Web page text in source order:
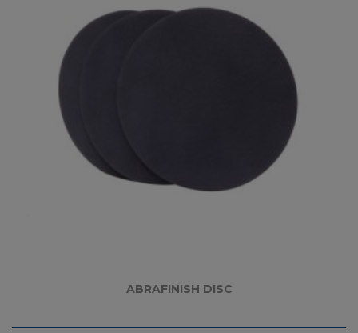
ABRAFINISH DISC